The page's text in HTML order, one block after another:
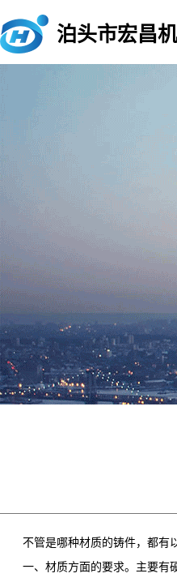
泊头市宏昌
不管是哪种材质的铸件，都有
一、材质方面的要求。主要有